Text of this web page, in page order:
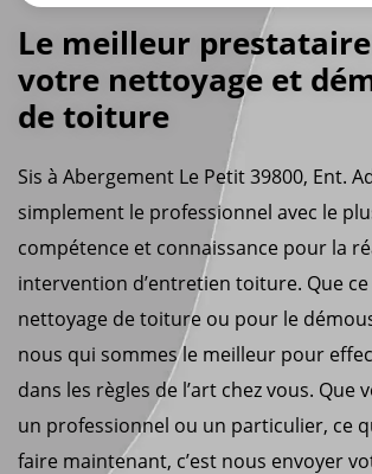
Le meilleur
votre nettoyage et
de toiture
Sis à Abergement Le Petit 39800, Ent.
simplement le professionnel avec le
compétence et connaissance pour la
intervention d’entretien toiture. Que
nettoyage de toiture ou pour le
nous qui sommes le meilleur pour
dans les règles de l’art chez vous. Que
un professionnel ou un particulier, ce
faire maintenant, c’est nous envoyer